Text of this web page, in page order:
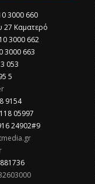
3000 660
27 Καματερό
3000 662
3000 663
053
5
9154
05997
24902#9